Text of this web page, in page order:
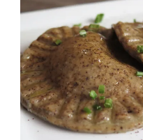
al
caffè
con
ripieno
di
capritilla